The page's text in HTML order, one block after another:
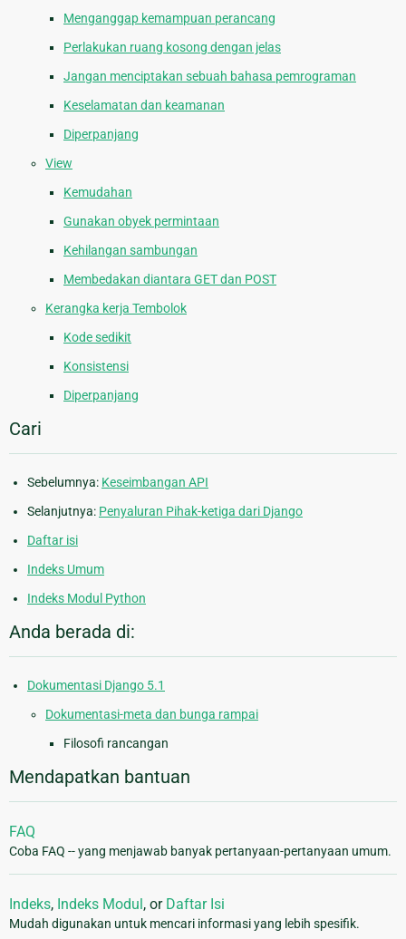
Menganggap kemampuan perancang
Perlakukan ruang kosong dengan jelas
Jangan menciptakan sebuah bahasa pemrograman
Keselamatan dan keamanan
Diperpanjang
View
Kemudahan
Gunakan obyek permintaan
Kehilangan sambungan
Membedakan diantara GET dan POST
Kerangka kerja Tembolok
Kode sedikit
Konsistensi
Diperpanjang
Cari
Sebelumnya: Keseimbangan API
Selanjutnya: Penyaluran Pihak-ketiga dari Django
Daftar isi
Indeks Umum
Indeks Modul Python
Anda berada di:
Dokumentasi Django 5.1
Dokumentasi-meta dan bunga rampai
Filosofi rancangan
Mendapatkan bantuan
FAQ
Coba FAQ -- yang menjawab banyak pertanyaan-pertanyaan umum.
Indeks, Indeks Modul, or Daftar Isi
Mudah digunakan untuk mencari informasi yang lebih spesifik.